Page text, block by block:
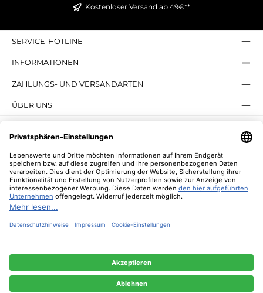
Kostenloser Versand ab 49€**
SERVICE-HOTLINE
INFORMATIONEN
ZAHLUNGS- UND VERSANDARTEN
ÜBER UNS
NEWSLETTER
* Alle Preise inkl. gesetzl. Mehrwertsteuer zzgl.
Nachnahmegebühren, wenn nicht anders angegeben.
können.Mehr Informationen ...
Nur technisch notwendige Konfigurieren